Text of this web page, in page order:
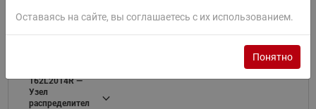
162L2014R —
Узел
распределител
Оставаясь на сайте, вы соглашаетесь с их использованием.
Понятно